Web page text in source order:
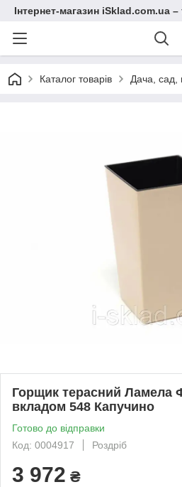
Інтернет-магазин iSklad.com.ua
Каталог товарів Дача, сад,
Горщик терасний Ламела
вкладом 548 Капучино
Готово до відправки
Код: 0004917
Роздріб
3 972 ₴